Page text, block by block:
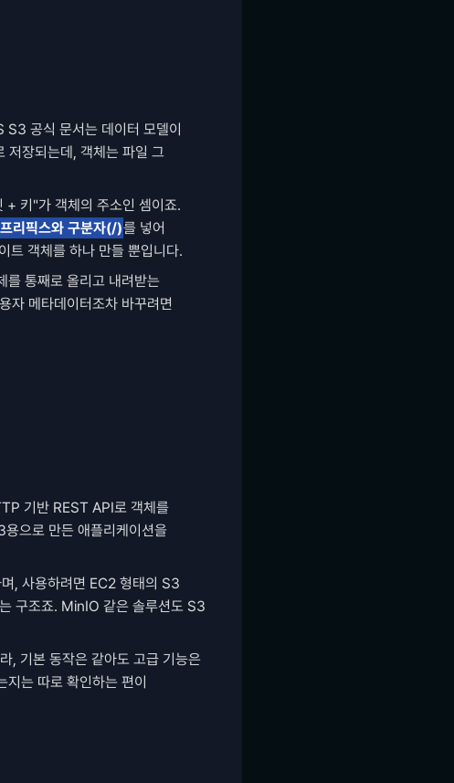
저장되는데, 객체는 파일 그
+ 키"가 객체의 주소인 셈이죠.
프리픽스와 구분자(/)를 넣어
트 객체를 하나 만들 뿐입니다.
를 통째로 올리고 내려받는
자 메타데이터조차 바꾸려면
기반 REST API로 객체를
용으로 만든 애플리케이션을
, 사용하려면 EC2 형태의 S3
구조죠. MinIO 같은 솔루션도 S3
, 기본 동작은 같아도 고급 기능은
지는 따로 확인하는 편이